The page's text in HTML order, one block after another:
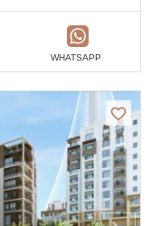
WHATSAPP